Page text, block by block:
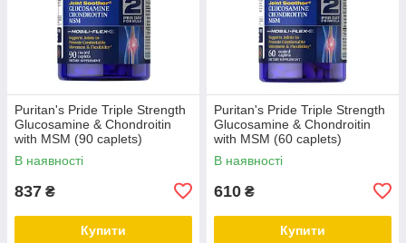
Puritan's Pride Triple Strength
Glucosamine & Chondroitin
with MSM (90 caplets)
В наявності
837 ₴
Купити
Puritan's Pride Triple Strength
Glucosamine & Chondroitin
with MSM (60 caplets)
В наявності
610 ₴
Купити